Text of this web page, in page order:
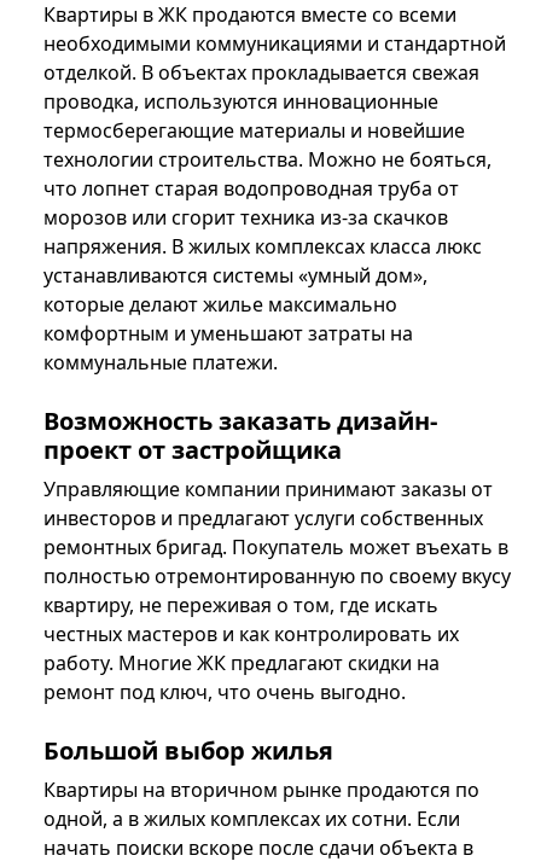
Квартиры в ЖК продаются вместе со всеми
необходимыми коммуникациями и стандартной
отделкой. В объектах прокладывается свежая
проводка, используются инновационные
термосберегающие материалы и новейшие
технологии строительства. Можно не бояться,
что лопнет старая водопроводная труба от
морозов или сгорит техника из-за скачков
напряжения. В жилых комплексах класса люкс
устанавливаются системы «умный дом»,
которые делают жилье максимально
комфортным и уменьшают затраты на
коммунальные платежи.
Возможность заказать дизайн-
проект от застройщика
Управляющие компании принимают заказы от
инвесторов и предлагают услуги собственных
ремонтных бригад. Покупатель может въехать в
полностью отремонтированную по своему вкусу
квартиру, не переживая о том, где искать
честных мастеров и как контролировать их
работу. Многие ЖК предлагают скидки на
ремонт под ключ, что очень выгодно.
Большой выбор жилья
Квартиры на вторичном рынке продаются по
одной, а в жилых комплексах их сотни. Если
начать поиски вскоре после сдачи объекта в